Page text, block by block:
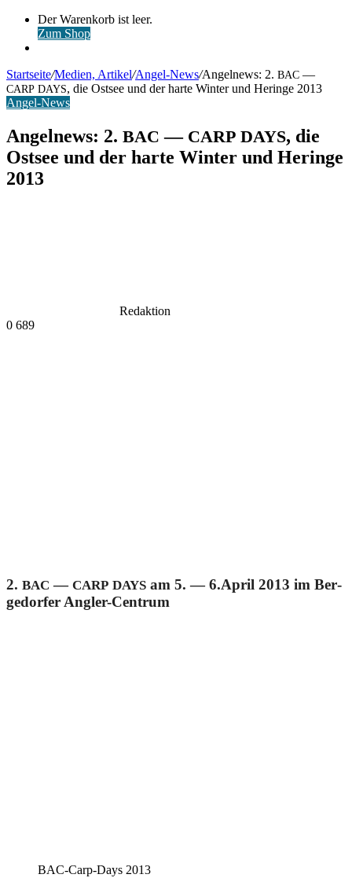
Warenkorb
ansehen
Der Warenkorb ist leer.
Zum Shop
Startseite/Medien, Artikel/Angel-News/Angelnews: 2. BAC —
CARP DAYS, die Ostsee und der harte Winter und Heringe 2013
Angel-News
Angelnews: 2. BAC — CARP DAYS, die
Ostsee und der harte Winter und Heringe
2013
Redaktion
0 689
2. BAC — CARP DAYS am 5. — 6.April 2013 im Ber­
ge­dor­fer Angler-Centrum
BAC-Carp-Days 2013